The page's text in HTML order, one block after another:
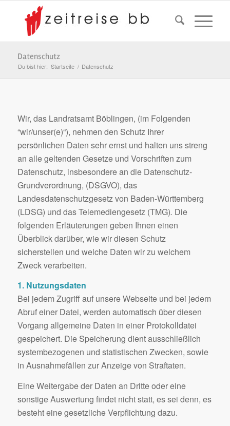
Datenschutz
Du bist hier: Startseite / Datenschutz
Wir, das Landratsamt Böblingen, (im Folgenden
“wir/unser(e)“), nehmen den Schutz Ihrer
persönlichen Daten sehr ernst und halten uns streng
an alle geltenden Gesetze und Vorschriften zum
Datenschutz, insbesondere an die Datenschutz-
Grundverordnung, (DSGVO), das
Landesdatenschutzgesetz von Baden-Württemberg
(LDSG) und das Telemediengesetz (TMG). Die
folgenden Erläuterungen geben Ihnen einen
Überblick darüber, wie wir diesen Schutz
sicherstellen und welche Daten wir zu welchem
Zweck verarbeiten.
1. Nutzungsdaten
Bei jedem Zugriff auf unsere Webseite und bei jedem
Abruf einer Datei, werden automatisch über diesen
Vorgang allgemeine Daten in einer Protokolldatei
gespeichert. Die Speicherung dient ausschließlich
systembezogenen und statistischen Zwecken, sowie
in Ausnahmefällen zur Anzeige von Straftaten.
Eine Weitergabe der Daten an Dritte oder eine
sonstige Auswertung findet nicht statt, es sei denn, es
besteht eine gesetzliche Verpflichtung dazu.